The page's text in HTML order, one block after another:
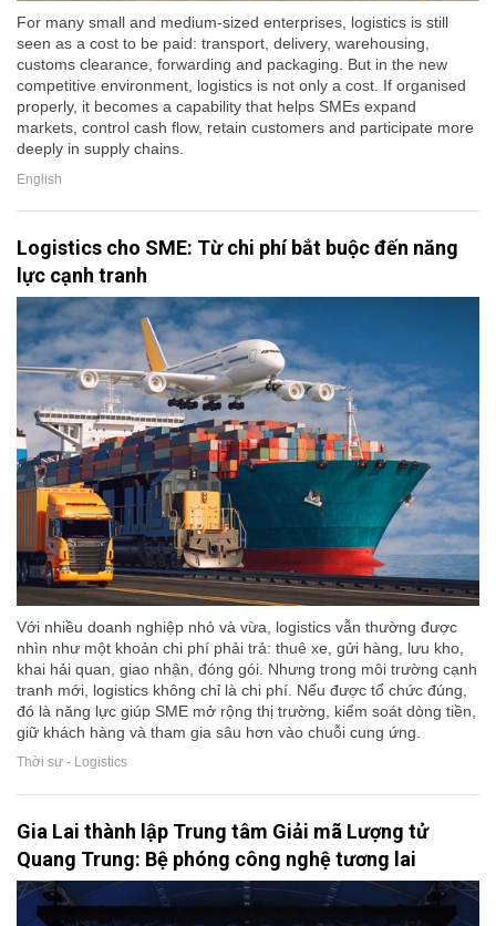
For many small and medium-sized enterprises, logistics is still
seen as a cost to be paid: transport, delivery, warehousing,
customs clearance, forwarding and packaging. But in the new
competitive environment, logistics is not only a cost. If organised
properly, it becomes a capability that helps SMEs expand
markets, control cash flow, retain customers and participate more
deeply in supply chains.
English
Logistics cho SME: Từ chi phí bắt buộc đến năng
lực cạnh tranh
Với nhiều doanh nghiệp nhỏ và vừa, logistics vẫn thường được
nhìn như một khoản chi phí phải trả: thuê xe, gửi hàng, lưu kho,
khai hải quan, giao nhận, đóng gói. Nhưng trong môi trường cạnh
tranh mới, logistics không chỉ là chi phí. Nếu được tổ chức đúng,
đó là năng lực giúp SME mở rộng thị trường, kiểm soát dòng tiền,
giữ khách hàng và tham gia sâu hơn vào chuỗi cung ứng.
Thời sự - Logistics
Gia Lai thành lập Trung tâm Giải mã Lượng tử
Quang Trung: Bệ phóng công nghệ tương lai